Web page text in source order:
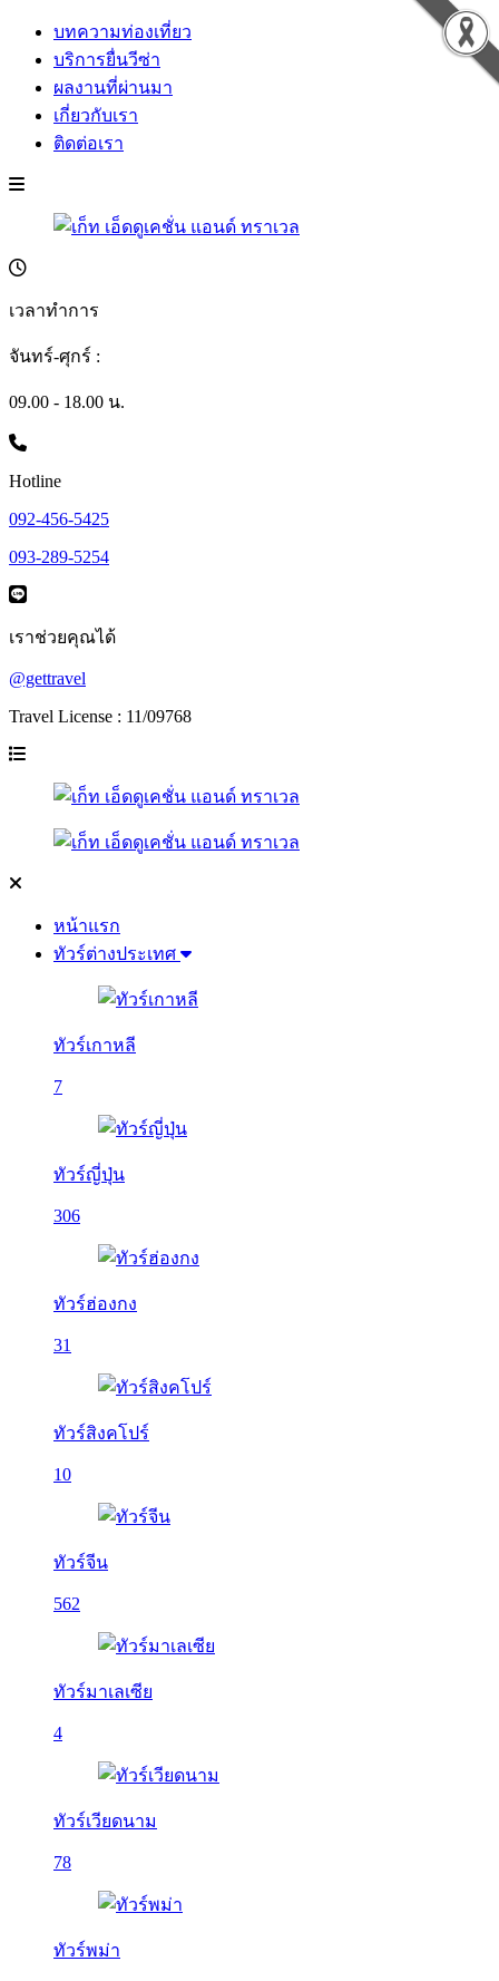
บทความท่องเที่ยว
บริการยื่นวีซ่า
ผลงานที่ผ่านมา
เกี่ยวกับเรา
ติดต่อเรา
เวลาทำการ
จันทร์-ศุกร์ :
09.00 - 18.00 น.
Hotline
092-456-5425
093-289-5254
เราช่วยคุณได้
@gettravel
Travel License : 11/09768
หน้าแรก
ทัวร์ต่างประเทศ
ทัวร์เกาหลี
7
ทัวร์ญี่ปุ่น
306
ทัวร์ฮ่องกง
31
ทัวร์สิงคโปร์
10
ทัวร์จีน
562
ทัวร์มาเลเซีย
4
ทัวร์เวียดนาม
78
ทัวร์พม่า